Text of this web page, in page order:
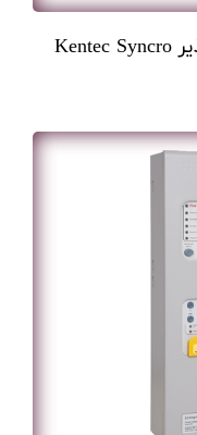
کنترل پنل اطفاء حریق آدرس پذیر Kentec Syncro